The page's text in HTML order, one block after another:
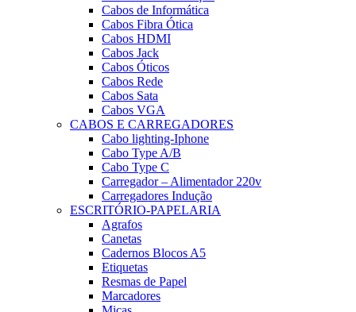
Cabos de Informática
Cabos Fibra Ótica
Cabos HDMI
Cabos Jack
Cabos Óticos
Cabos Rede
Cabos Sata
Cabos VGA
CABOS E CARREGADORES
Cabo lighting-Iphone
Cabo Type A/B
Cabo Type C
Carregador – Alimentador 220v
Carregadores Indução
ESCRITÓRIO-PAPELARIA
Agrafos
Canetas
Cadernos Blocos A5
Etiquetas
Resmas de Papel
Marcadores